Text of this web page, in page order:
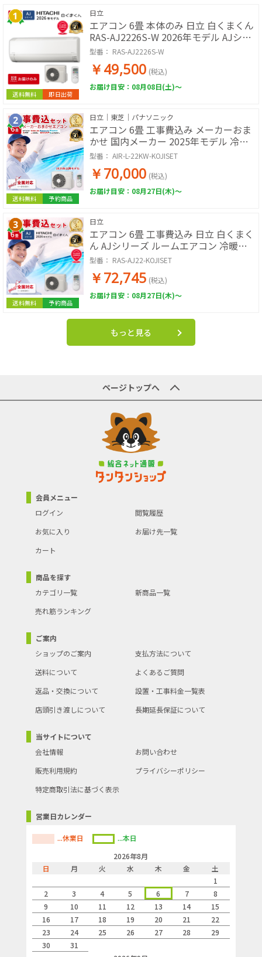
送料無料 即日出荷
日立
エアコン 6畳 本体のみ 日立 白くまくん
RAS-AJ2226S-W 2026年モデル AJシリ
ーズ ルームエアコン 取付工事なし 冷暖
房 単相100V スターホワイト 除湿 コン
パクト 壁掛けエアコン エアコン単品 寝
室 子ども部屋 書斎
型番： RAS-AJ2226S-W
￥49,500 (税込)
お届け目安：08月08日(土)～
送料無料 予約商品
日立｜東芝｜パナソニック
エアコン 6畳 工事費込み メーカーおま
かせ 国内メーカー 2025年モデル 冷房
暖房 冷暖房 100V ルームエアコン 工事
保証3年 工事費込み 工事費込 工事込み
工事込
型番： AIR-L-22KW-KOJISET
￥70,000 (税込)
お届け目安：08月27日(木)～
送料無料 予約商品
日立
エアコン 6畳 工事費込み 日立 白くまく
ん AJシリーズ ルームエアコン 冷暖房
単相100V RAS-AJ2226S-W 2026年モデ
ル スターホワイト 工事費込み 工事費込
工事込み 工事込 HITACHI
型番： RAS-AJ22-KOJISET
￥72,745 (税込)
お届け目安：08月27日(木)～
もっと見る
ページトップへ
会員メニュー
ログイン
閲覧履歴
お気に入り
お届け先一覧
カート
商品を探す
カテゴリ一覧
新商品一覧
売れ筋ランキング
ご案内
ショップのご案内
支払方法について
送料について
よくあるご質問
返品・交換について
設置・工事料金一覧表
店頭引き渡しについて
長期延長保証について
当サイトについて
会社情報
お問い合わせ
販売利用規約
プライバシーポリシー
特定商取引法に基づく表示
営業日カレンダー
...休業日
...本日
2026年8月
日
月 火 水 木 金
土
1
2
3 4 5 6 7
8
9
10 11 12 13 14
15
16
17 18 19 20 21
22
23
24 25 26 27 28
29
30
31